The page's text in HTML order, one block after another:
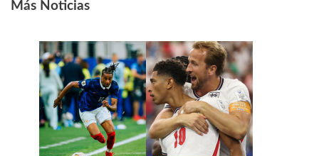
Más Noticias